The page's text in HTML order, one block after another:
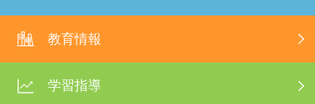
教育情報
学習指導